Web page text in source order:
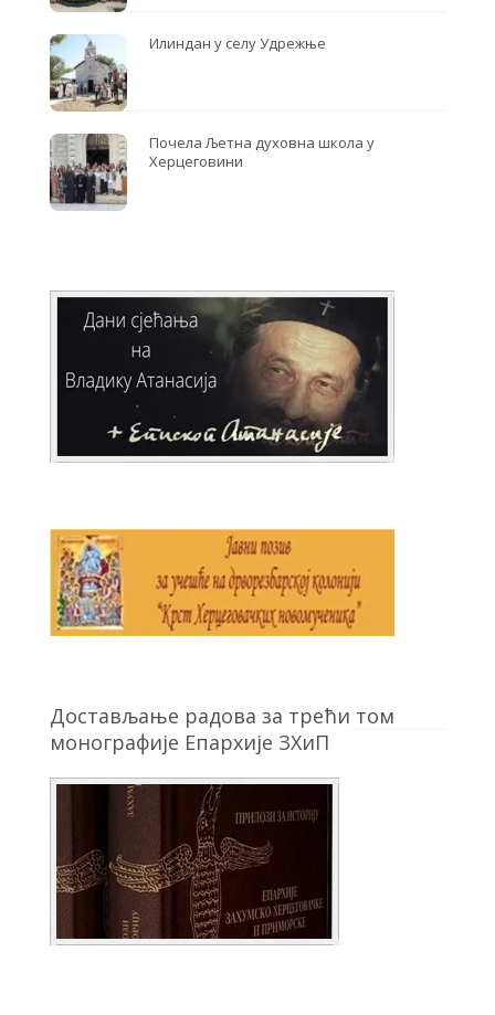
Илиндан у селу Удрежње
Почела Љетна духовна школа у
Херцеговини
Достављање радова за трећи том
монографије Епархије ЗХиП